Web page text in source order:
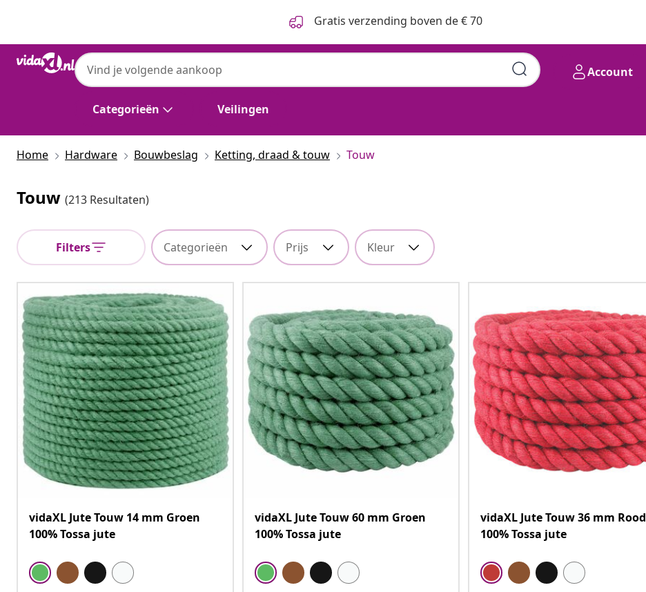
Gratis verzending boven de € 70
Categorieën Veilingen
Account
Home Hardware Bouwbeslag Ketting, draad & touw Touw
Touw (213 Resultaten)
Filters Categorieën Prijs Kleur
vidaXL Jute Touw 14 mm Groen
100% Tossa jute
vidaXL Jute Touw 60 mm Groen
100% Tossa jute
vidaXL Jute Touw 36 mm Rood
100% Tossa jute